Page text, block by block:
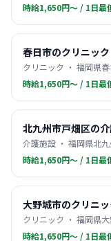
時給1,650円〜 / 1日最
春日市のクリニック
クリニック ・ 福岡県
時給1,650円〜 / 1日最
北九州市戸畑区の
介護施設 ・ 福岡県北
時給1,650円〜 / 1日最
大野城市のクリニ
クリニック ・ 福岡県
時給1,650円〜 / 1日最